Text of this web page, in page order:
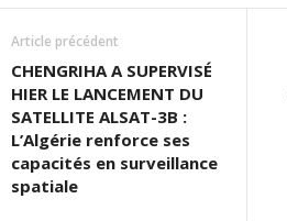
Article précédent
CHENGRIHA A SUPERVISÉ
HIER LE LANCEMENT DU
SATELLITE ALSAT-3B :
L’Algérie renforce ses
capacités en surveillance
spatiale